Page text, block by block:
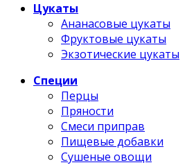
Цукаты
Ананасовые цукаты
Фруктовые цукаты
Экзотические цукаты
Специи
Перцы
Пряности
Смеси приправ
Пищевые добавки
Сушеные овощи